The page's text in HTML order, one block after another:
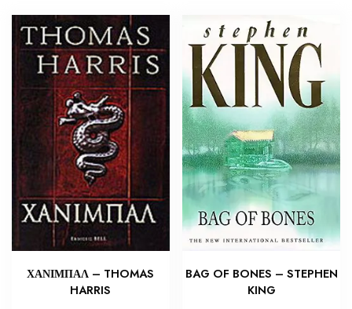
ΧΑΝΙΜΠΑΛ – THOMAS
HARRIS
BAG OF BONES – STEPHEN
KING